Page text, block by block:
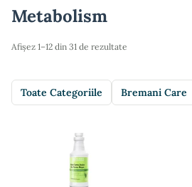
Metabolism
Afișez 1–12 din 31 de rezultate
Toate Categoriile Bremani Care